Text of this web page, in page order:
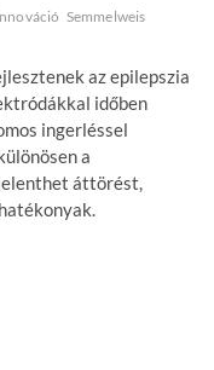
Semmelweis
az epilepszia
időben
ingerléssel
a
áttörést,